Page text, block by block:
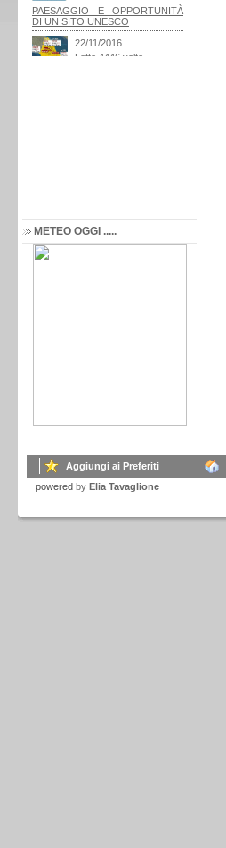
METEO OGGI .....
Aggiungi ai Preferiti
powered by Elia Tavaglione